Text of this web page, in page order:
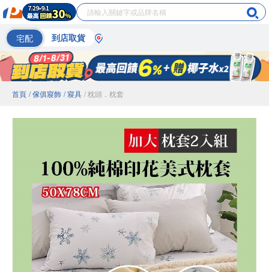
宅配 到店取貨
首頁 / 傢俱寢飾 / 寢具 / 枕頭．枕套